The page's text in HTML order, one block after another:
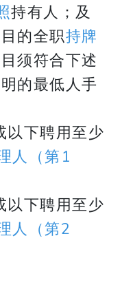
持有人；及
的全职持牌
须符合下述
的最低人手
下聘用至少
人（第1
下聘用至少
人（第2